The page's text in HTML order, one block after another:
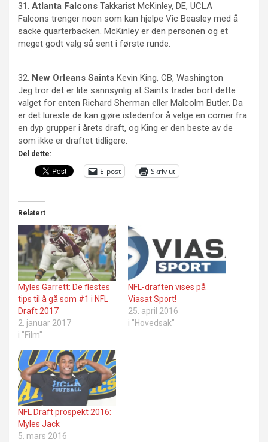
31. Atlanta Falcons Takkarist McKinley, DE, UCLA
Falcons trenger noen som kan hjelpe Vic Beasley med å
sacke quarterbacken. McKinley er den personen og et
meget godt valg så sent i første runde.
32. New Orleans Saints Kevin King, CB, Washington
Jeg tror det er lite sannsynlig at Saints trader bort dette
valget for enten Richard Sherman eller Malcolm Butler. Da
er det lureste de kan gjøre istedenfor å velge en corner fra
en dyp grupper i årets draft, og King er den beste av de
som ikke er draftet tidligere.
Del dette:
E-post Skriv ut
Relatert
Myles Garrett: De flestes
tips til å gå som #1 i NFL
Draft 2017
2. januar 2017
i "Film"
NFL-draften vises på
Viasat Sport!
25. april 2016
i "Hovedsak"
NFL Draft prospekt 2016:
Myles Jack
5. mars 2016